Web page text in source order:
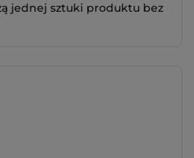
jednej sztuki produktu bez